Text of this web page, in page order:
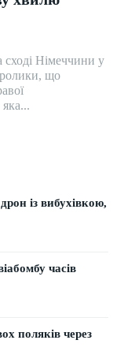
сході Німеччини у
що
із вибухівкою,
часів
поляків через